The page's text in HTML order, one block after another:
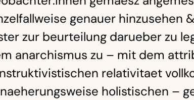
genauer hinzusehen
zur beurteilung darueber zu
anarchismus zu – mit dem
relativitaet
holistischen –